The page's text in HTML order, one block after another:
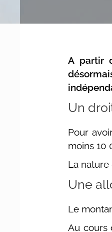
A partir
Un
Pour
moins 10
La
Une
Le
Au cours